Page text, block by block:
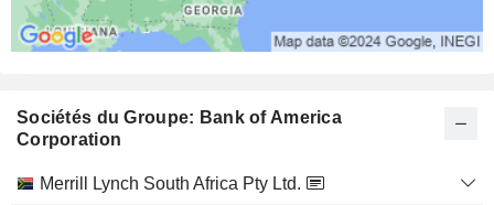
Sociétés du Groupe: Bank of America
Corporation
Catégorie
Merrill Lynch South Africa Pty Ltd.